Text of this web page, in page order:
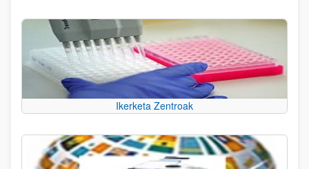
Ikerketa Zentroak